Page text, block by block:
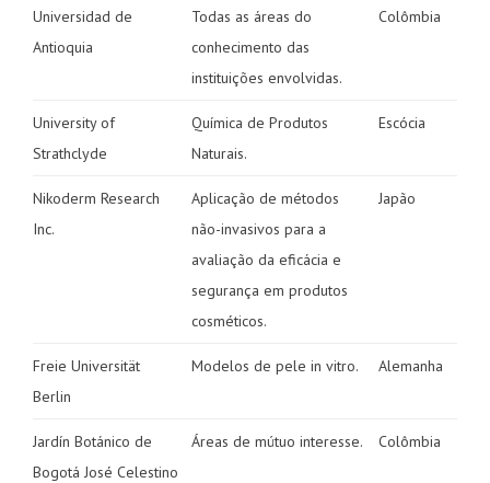
Universidad de
Antioquia
Todas as áreas do
conhecimento das
instituições envolvidas.
Colômbia
University of
Strathclyde
Química de Produtos
Naturais.
Escócia
Nikoderm Research
Inc.
Aplicação de métodos
não-invasivos para a
avaliação da eficácia e
segurança em produtos
cosméticos.
Japão
Freie Universität
Berlin
Modelos de pele in vitro. Alemanha
Jardín Botánico de
Bogotá José Celestino
Áreas de mútuo interesse. Colômbia